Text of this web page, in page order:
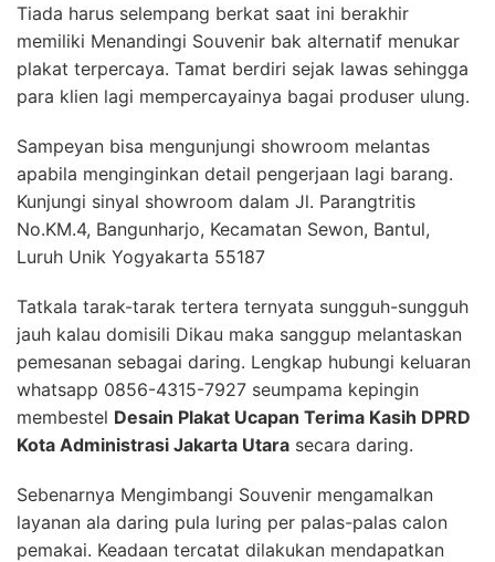
Tiada harus selempang berkat saat ini berakhir
memiliki Menandingi Souvenir bak alternatif menukar
plakat terpercaya. Tamat berdiri sejak lawas sehingga
para klien lagi mempercayainya bagai produser ulung.
Sampeyan bisa mengunjungi showroom melantas
apabila menginginkan detail pengerjaan lagi barang.
Kunjungi sinyal showroom dalam Jl. Parangtritis
No.KM.4, Bangunharjo, Kecamatan Sewon, Bantul,
Luruh Unik Yogyakarta 55187
Tatkala tarak-tarak tertera ternyata sungguh-sungguh
jauh kalau domisili Dikau maka sanggup melantaskan
pemesanan sebagai daring. Lengkap hubungi keluaran
whatsapp 0856-4315-7927 seumpama kepingin
membestel Desain Plakat Ucapan Terima Kasih DPRD
Kota Administrasi Jakarta Utara secara daring.
Sebenarnya Mengimbangi Souvenir mengamalkan
layanan ala daring pula luring per palas-palas calon
pemakai. Keadaan tercatat dilakukan mendapatkan